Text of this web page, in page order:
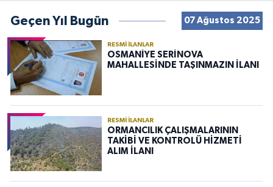
Geçen Yıl Bugün 07 Ağustos 2025
RESMI İLANLAR
OSMANİYE SERİNOVA
MAHALLESİNDE TAŞINMAZIN İLANI
RESMI İLANLAR
ORMANCILIK ÇALIŞMALARININ
TAKİBİ VE KONTROLÜ HİZMETİ
ALIM İLANI